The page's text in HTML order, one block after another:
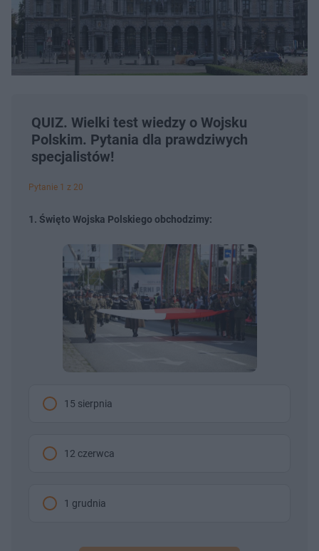
QUIZ. Wielki test wiedzy o Wojsku
Polskim. Pytania dla prawdziwych
specjalistów!
Pytanie 1 z 20
1. Święto Wojska Polskiego obchodzimy:
15 sierpnia
12 czerwca
1 grudnia